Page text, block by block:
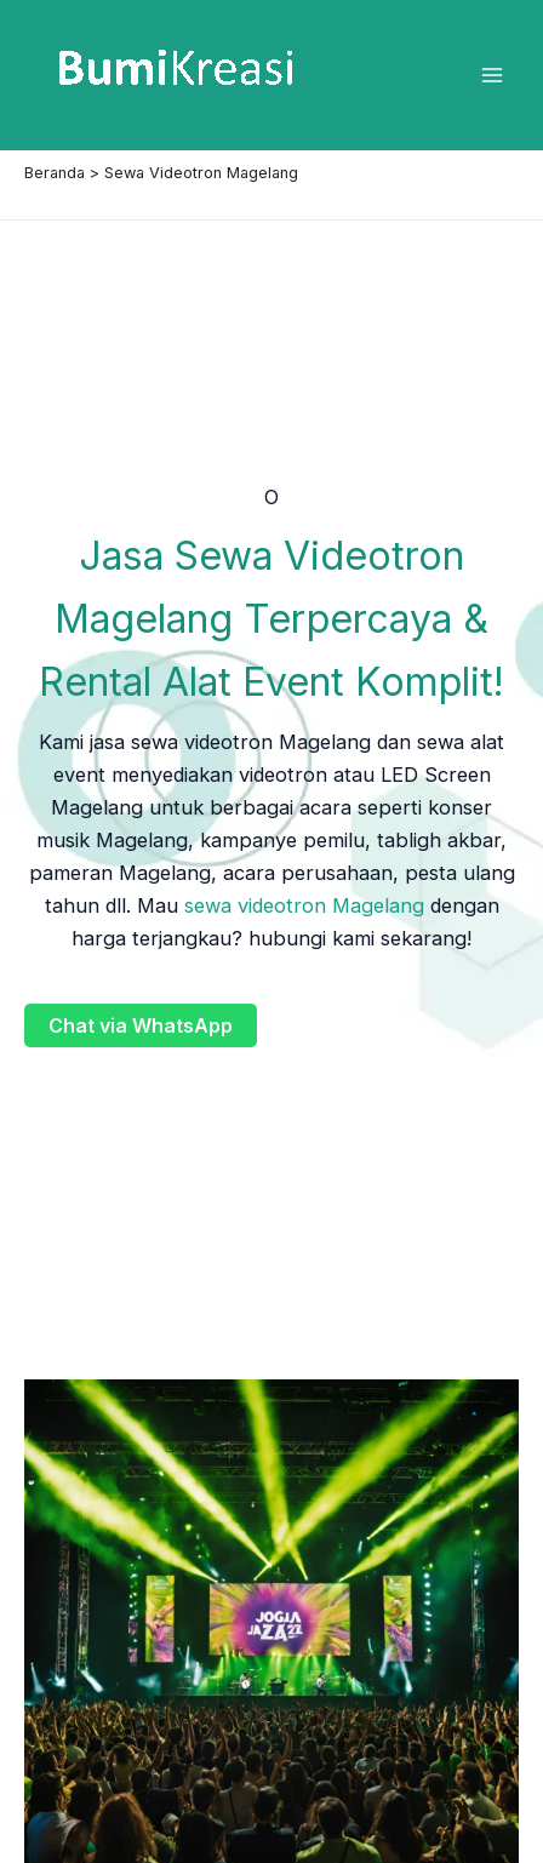
konten
Beranda Sewa Videotron Magelang
O
Jasa Sewa Videotron
Magelang Terpercaya &
Rental Alat Event Komplit!
Kami jasa sewa videotron Magelang dan sewa alat
event menyediakan videotron atau LED Screen
Magelang untuk berbagai acara seperti konser
musik Magelang, kampanye pemilu, tabligh akbar,
pameran Magelang, acara perusahaan, pesta ulang
tahun dll. Mau sewa videotron Magelangdengan
harga terjangkau? hubungi kami sekarang!
Chat via WhatsApp